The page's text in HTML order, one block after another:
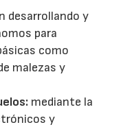
desarrollando y
para
como
malezas y
mediante la
y